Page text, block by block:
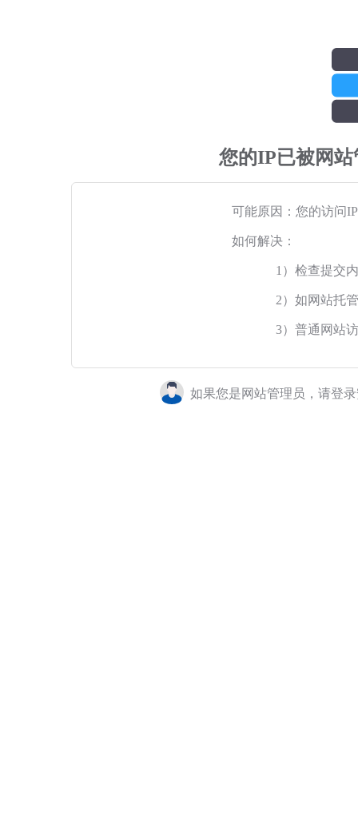
您的IP已被网
可能原因：您的访问
如何解决：
1）检查提交
2）如网站托
3）普通网站
如果您是网站管理员，请登